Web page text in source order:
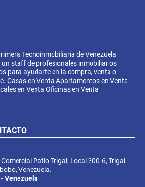
Tecnoinmobiliaria de Venezuela
staff de profesionales inmobiliarios
para ayudarte en la compra, venta o
Casas en Venta Apartamentos en Venta
en Venta Oficinas en Venta
Patio Trigal, Local 300-6, Trigal
Venezuela.
Venezuela